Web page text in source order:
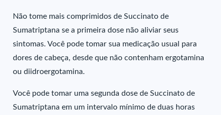
Não tome mais comprimidos de Succinato de
Sumatriptana se a primeira dose não aliviar seus
sintomas. Você pode tomar sua medicação usual para
dores de cabeça, desde que não contenham ergotamina
ou diidroergotamina.
Você pode tomar uma segunda dose de Succinato de
Sumatriptana em um intervalo mínimo de duas horas